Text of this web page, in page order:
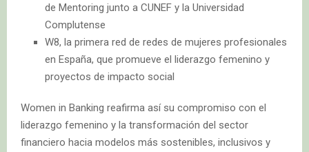
de Mentoring junto a CUNEF y la Universidad
Complutense
W8, la primera red de redes de mujeres profesionales
en España, que promueve el liderazgo femenino y
proyectos de impacto social
Women in Banking reafirma así su compromiso con el
liderazgo femenino y la transformación del sector
financiero hacia modelos más sostenibles, inclusivos y